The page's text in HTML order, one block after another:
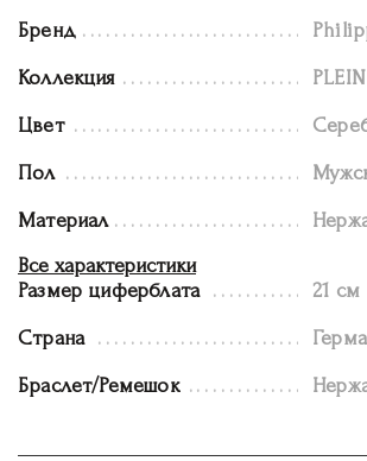
Бренд
Коллекция
Цвет
Пол
Материал
Все характеристики
Размер циферблата
21 см
Страна
Браслет/Ремешок